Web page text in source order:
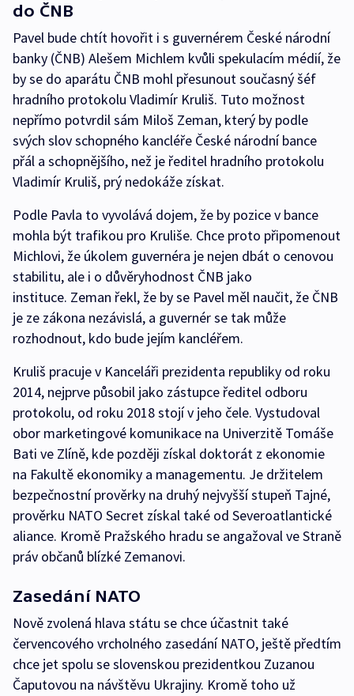
do ČNB
Pavel bude chtít hovořit i s guvernérem České národní
banky (ČNB) Alešem Michlem kvůli spekulacím médií, že
by se do aparátu ČNB mohl přesunout současný šéf
hradního protokolu Vladimír Kruliš. Tuto možnost
nepřímo potvrdil sám Miloš Zeman, který by podle
svých slov schopného kancléře České národní bance
přál a schopnějšího, než je ředitel hradního protokolu
Vladimír Kruliš, prý nedokáže získat.
Podle Pavla to vyvolává dojem, že by pozice v bance
mohla být trafikou pro Kruliše. Chce proto připomenout
Michlovi, že úkolem guvernéra je nejen dbát o cenovou
stabilitu, ale i o důvěryhodnost ČNB jako
instituce. Zeman řekl, že by se Pavel měl naučit, že ČNB
je ze zákona nezávislá, a guvernér se tak může
rozhodnout, kdo bude jejím kancléřem.
Kruliš pracuje v Kanceláři prezidenta republiky od roku
2014, nejprve působil jako zástupce ředitel odboru
protokolu, od roku 2018 stojí v jeho čele. Vystudoval
obor marketingové komunikace na Univerzitě Tomáše
Bati ve Zlíně, kde později získal doktorát z ekonomie
na Fakultě ekonomiky a managementu. Je držitelem
bezpečnostní prověrky na druhý nejvyšší stupeň Tajné,
prověrku NATO Secret získal také od Severoatlantické
aliance. Kromě Pražského hradu se angažoval ve Straně
práv občanů blízké Zemanovi.
Zasedání NATO
Nově zvolená hlava státu se chce účastnit také
červencového vrcholného zasedání NATO, ještě předtím
chce jet spolu se slovenskou prezidentkou Zuzanou
Čaputovou na návštěvu Ukrajiny. Kromě toho už